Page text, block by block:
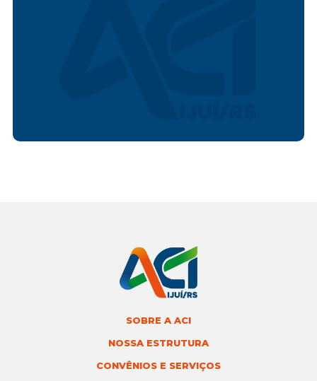
SOBRE A ACI
NOSSA ESTRUTURA
CONVÊNIOS E SERVIÇOS